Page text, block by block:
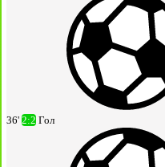
36' 2:2 Гол